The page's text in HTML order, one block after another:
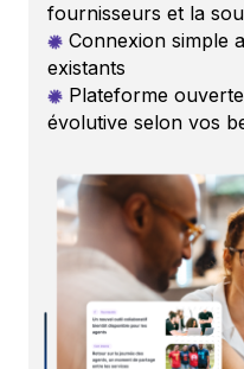
fournisseurs et la
Connexion simple
existants
Plateforme
évolutive selon vos